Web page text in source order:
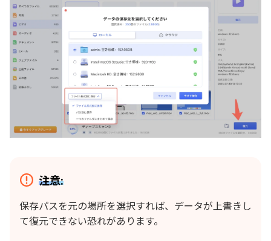
注意:
保存パスを元の場所を選択すれば、データが上書きし
て復元できない恐れがあります。